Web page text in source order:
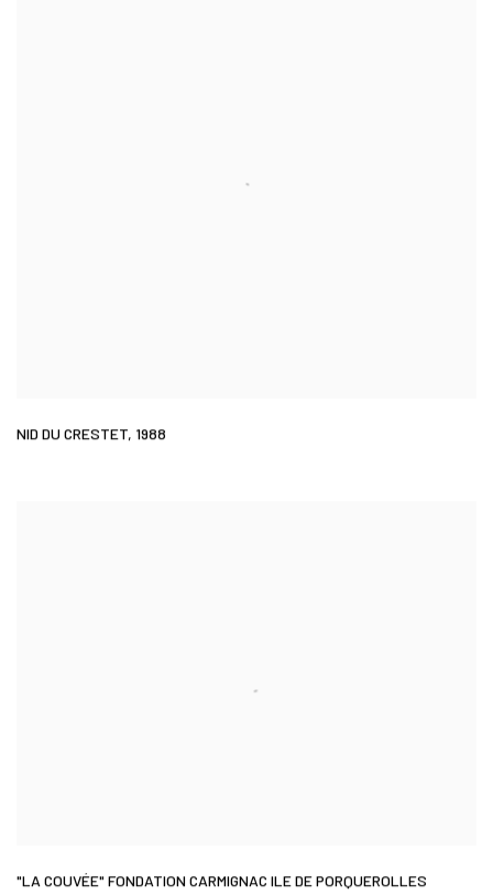
NID DU CRESTET, 1988
"LA COUVÉE" FONDATION CARMIGNAC ILE DE PORQUEROLLES